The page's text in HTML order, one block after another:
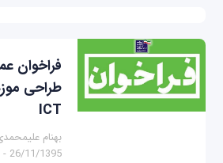
فراخوان
طراحی
ICT
بهنام
26/11/1395 - 20:47